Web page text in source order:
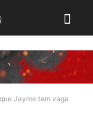
Jayme tem vaga